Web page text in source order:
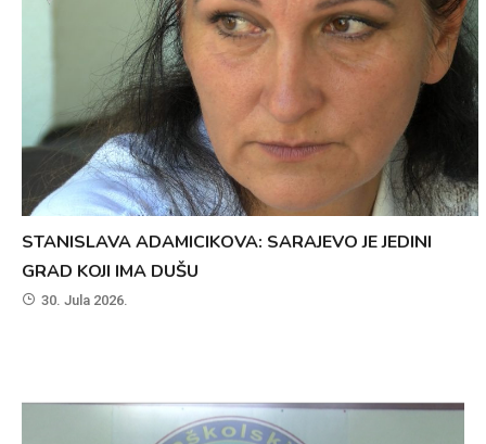
STANISLAVA ADAMICIKOVA: SARAJEVO JE JEDINI
GRAD KOJI IMA DUŠU
30. Jula 2026.